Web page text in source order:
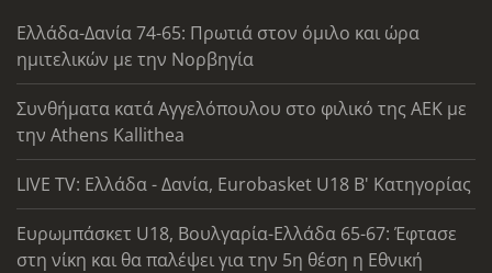
Ελλάδα-Δανία 74-65: Πρωτιά στον όμιλο και ώρα
ημιτελικών με την Νορβηγία
Συνθήματα κατά Αγγελόπουλου στο φιλικό της ΑΕΚ με
την Athens Kallithea
LIVE TV: Ελλάδα - Δανία, Eurobasket U18 Β' Κατηγορίας
Ευρωμπάσκετ U18, Βουλγαρία-Ελλάδα 65-67: Έφτασε
στη νίκη και θα παλέψει για την 5η θέση η Εθνική